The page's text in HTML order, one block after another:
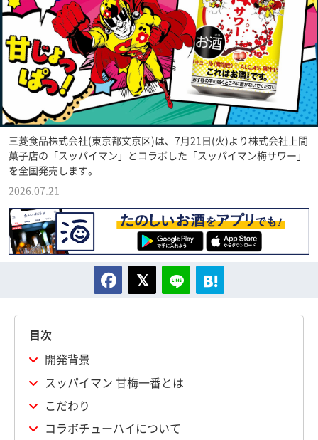
三菱食品株式会社(東京都文京区)は、7月21日(火)より株式会社上間
菓子店の「スッパイマン」とコラボした「スッパイマン梅サワー」
を全国発売します。
2026.07.21
目次
開発背景
スッパイマン 甘梅一番とは
こだわり
コラボチューハイについて